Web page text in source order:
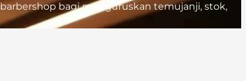
bagi menguruskan temujanji, stok,